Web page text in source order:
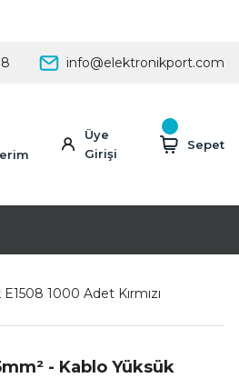
info@elektronikport.com
Üye
Girişi
Sepet
1000 Adet Kırmızı
- Kablo Yüksük